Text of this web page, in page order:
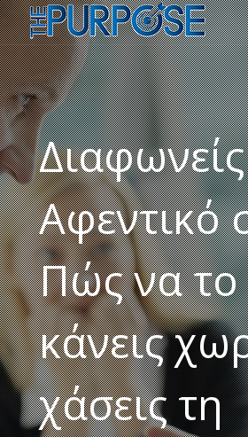
Αφεντικό
Πώς να το
κάνεις
χάσεις τη